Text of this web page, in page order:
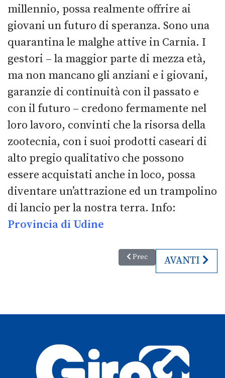
millennio, possa realmente offrire ai
giovani un futuro di speranza. Sono una
quarantina le malghe attive in Carnia. I
gestori – la maggior parte di mezza età,
ma non mancano gli anziani e i giovani,
garanzie di continuità con il passato e
con il futuro – credono fermamente nel
loro lavoro, convinti che la risorsa della
zootecnia, con i suoi prodotti caseari di
alto pregio qualitativo che possono
essere acquistati anche in loco, possa
diventare un’attrazione ed un trampolino
di lancio per la nostra terra. Info:
Provincia di Udine
Articolo precedente: Treno
Prec ARTICOLO
AVANTI